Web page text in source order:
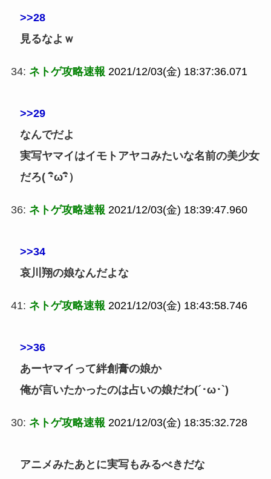
>>28
見るなよｗ
34: ネトゲ攻略速報 2021/12/03(金) 18:37:36.071
>>29
なんでだよ
実写ヤマイはイモトアヤコみたいな名前の美少女
だろ( ･ิω･ิ）
36: ネトゲ攻略速報 2021/12/03(金) 18:39:47.960
>>34
哀川翔の娘なんだよな
41: ネトゲ攻略速報 2021/12/03(金) 18:43:58.746
>>36
あーヤマイって絆創膏の娘か
俺が言いたかったのは占いの娘だわ(´･ω･`)
30: ネトゲ攻略速報 2021/12/03(金) 18:35:32.728
アニメみたあとに実写もみるべきだな